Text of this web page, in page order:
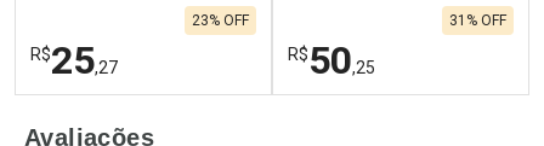
R$25,27
23% OFF
R$50,25
31% OFF
Avaliações